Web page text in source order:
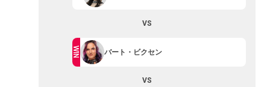
VS
WIN バート・ビクセン
VS